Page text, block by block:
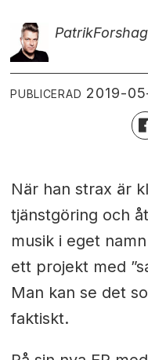
Patrik
PUBLICERAD 2019-
När han strax är
tjänstgöring och
musik i eget
ett projekt med
Man kan se det
faktiskt.